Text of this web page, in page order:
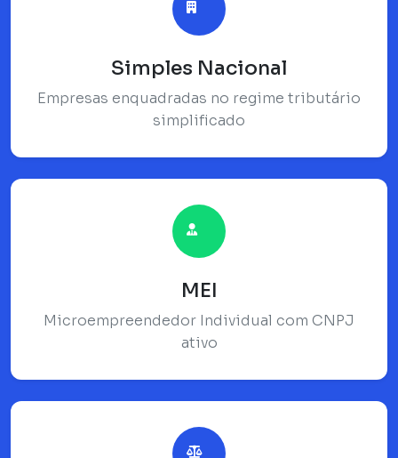
Simples Nacional
Empresas enquadradas no regime tributário
simplificado
MEI
Microempreendedor Individual com CNPJ
ativo